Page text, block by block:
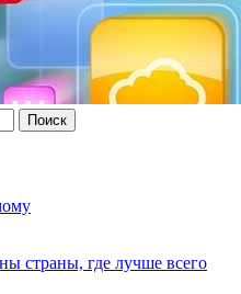
страны, где лучше всего